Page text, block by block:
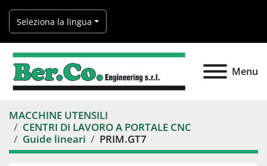
Seleziona la lingua
Menu
MACCHINE UTENSILI
CENTRI DI LAVORO A PORTALE CNC
Guide lineari
PRIM.GT7